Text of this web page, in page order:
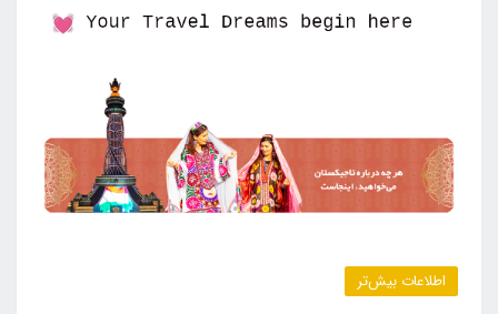
اطلاعات بیش‌تر